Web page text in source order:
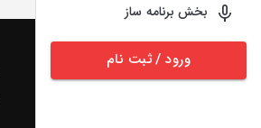
بخش برنامه ساز
ورود / ثبت نام